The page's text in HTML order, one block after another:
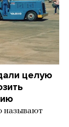
целую
называют